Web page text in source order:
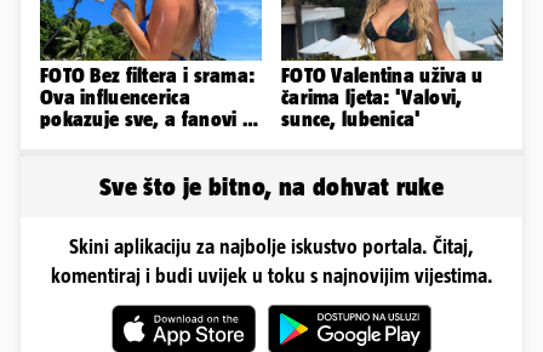
FOTO Bez filtera i srama:
Ova influencerica
pokazuje sve, a fanovi je
FOTO Valentina uživa u
čarima ljeta: 'Valovi,
sunce, lubenica'
Sve što je bitno, na dohvat ruke
Skini aplikaciju za najbolje iskustvo portala. Čitaj,
komentiraj i budi uvijek u toku s najnovijim vijestima.